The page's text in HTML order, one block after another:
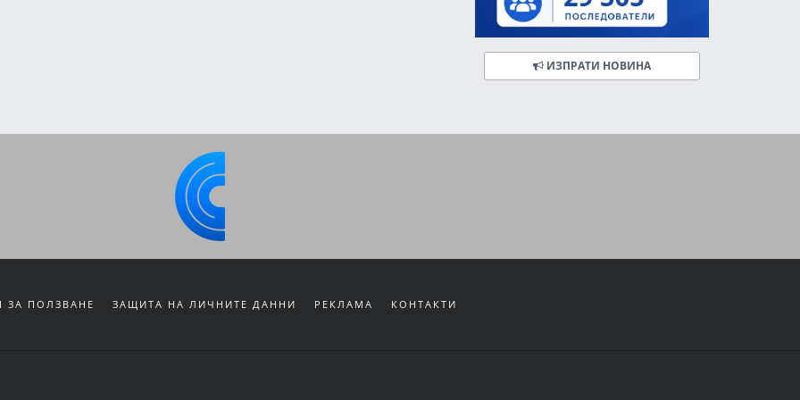
ИЗПРАТИ НОВИНА
ЗА ПОЛЗВАНЕ ЗАЩИТА НА ЛИЧНИТЕ ДАННИ РЕКЛАМА КОНТАКТИ